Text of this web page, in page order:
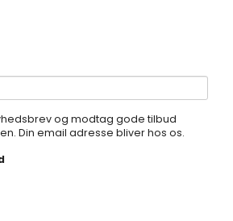
og modtag gode tilbud
Din email adresse bliver hos os.